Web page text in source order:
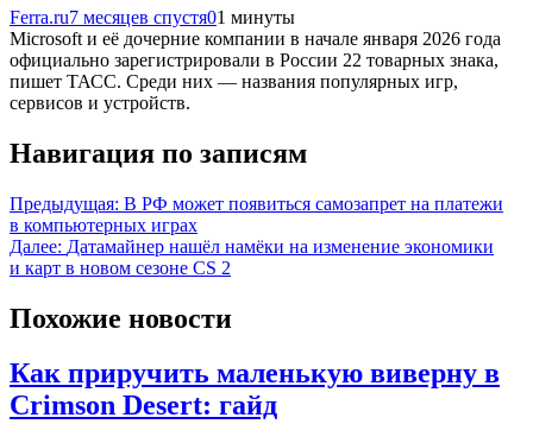
Ferra.ru7 месяцев спустя01 минуты
Microsoft и её дочерние компании в начале января 2026 года
официально зарегистрировали в России 22 товарных знака,
пишет ТАСС. Среди них — названия популярных игр,
сервисов и устройств.
Навигация по записям
Предыдущая: В РФ может появиться самозапрет на платежи
в компьютерных играх
Далее: Датамайнер нашёл намёки на изменение экономики
и карт в новом сезоне CS 2
Похожие новости
Как приручить маленькую виверну в
Crimson Desert: гайд